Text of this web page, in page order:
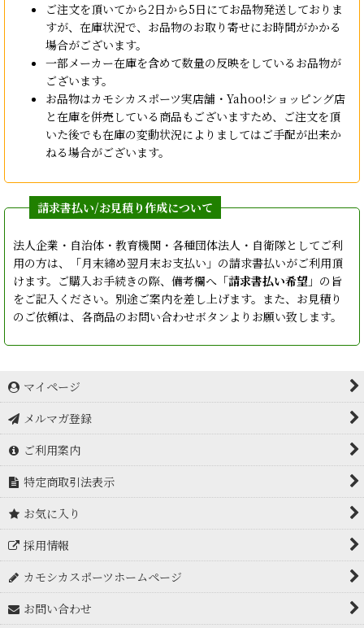
ご注文を頂いてから2日から5日にてお品物発送しておりま
すが、在庫状況で、お品物のお取り寄せにお時間がかかる
場合がございます。
一部メーカー在庫を含めて数量の反映をしているお品物が
ございます。
お品物はカモシカスポーツ実店舗・Yahoo!ショッピング店
と在庫を併売している商品もございますため、ご注文を頂
いた後でも在庫の変動状況によりましてはご手配が出来か
ねる場合がございます。
法人企業・自治体・教育機関・各種団体法人・自衛隊としてご利
用の方は、「月末締め翌月末お支払い」の請求書払いがご利用頂
けます。ご購入お手続きの際、備考欄へ「請求書払い希望 」の旨
をご記入ください。別途ご案内を差し上げます。また、お見積り
のご依頼は、各商品のお問い合わせボタンよりお願い致します。
マイページ
メルマガ登録
ご利用案内
特定商取引法表示
お気に入り
採用情報
カモシカスポーツホームページ
お問い合わせ